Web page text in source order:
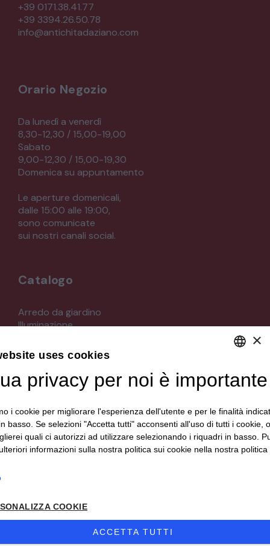
CREDENZE – DOPPI CORPI – BUFFET
ARREDO DA GIARDINO
DECORAZIONI OGGETTISTICA ILLUMINAZIONE
+39 0171.38.41.77
+39 3394.26.50.78
info@antichitadaziano.com
Orario Negozio
Da lunedì a venerdì
8,30-12,30 / 15,00-19,00
Sabato
9,00-12,30 / 15,00-19,30
Domenica su appuntamento
Le aperture domenicali,
dalle 15:00 alle 19:00,
sono comunicate
sui nostri canali social.
Catalogo
Arredo da giardino
Illuminazione
Mobili
Oggettistica
Orologeria
Quadri stampe
Strumenti musicali e accessori
Tappeti e tessuti
Veicoli d'epoca
DEFAULT LANGUAGE
ITALIAN
×
uses cookies
privacy per noi è importante
i cookie per migliorare l'esperienza dell'utente e per le finalità
basso. Se selezioni "Accetta tutti" acconsenti all'uso di tutti i cookie,
quali ci autorizzi ad utilizzare selezionando i riquadri in basso.
informazioni sulla nostra politica sui cookie nella nostra politica
COOKIE
ACCETTA TUTTI